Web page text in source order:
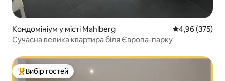
Кондомініум у місті Mahlberg Середня
4,96 (375)
Сучасна велика квартира біля Європа-парку
Топ вибір гостей
Вибір гостей